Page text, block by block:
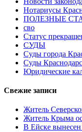
Нотариусы
ПОЛЕЗНЫЕ
сво
Статус
СУДЫ
Суды города
Суды
Юридические
Свежие записи
Житель
Житель Крыма
В Ейске